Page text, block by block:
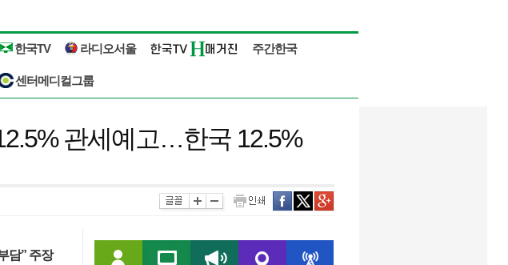
한국TV 라디오서울 주간한국
센터메디컬그룹
관세예고…한국 12.5%
인쇄 facebooktwitter구글
담” 주장